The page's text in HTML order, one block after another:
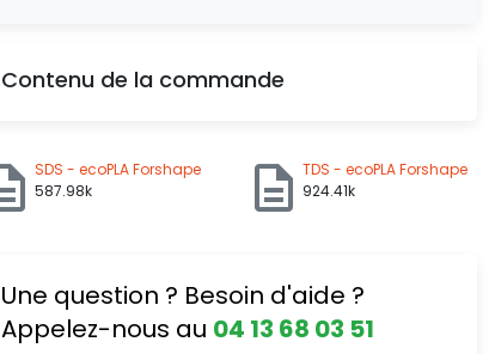
Contenu de la commande
SDS - ecoPLA Forshape
587.98k
TDS - ecoPLA Forshape
924.41k
Une question ? Besoin d'aide ?
Appelez-nous au 04 13 68 03 51